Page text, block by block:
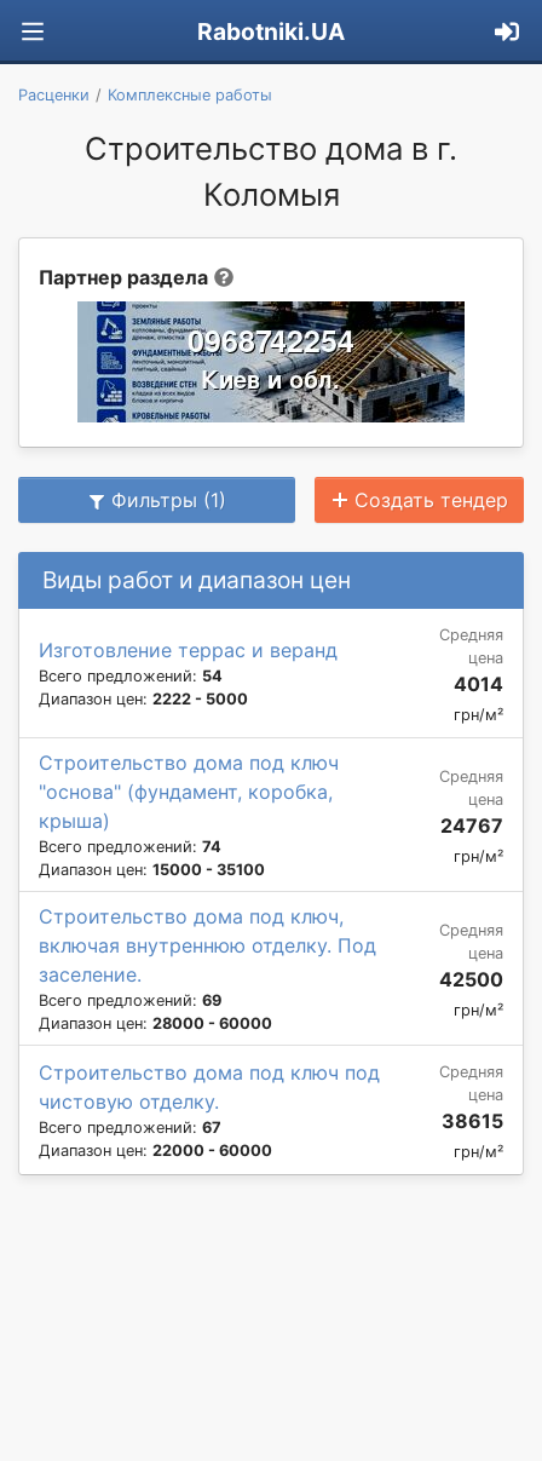
Rabotniki.UA
Расценки Комплексные работы
Строительство дома в г.
Коломыя
Партнер раздела
Фильтры (1) Создать тендер
Виды работ и диапазон цен
Изготовление террас и веранд
Всего предложений: 54
Диапазон цен: 2222 - 5000
Средняя
цена
4014
грн/м²
Строительство дома под ключ
"основа" (фундамент, коробка,
крыша)
Всего предложений: 74
Диапазон цен: 15000 - 35100
Средняя
цена
24767
грн/м²
Строительство дома под ключ,
включая внутреннюю отделку. Под
заселение.
Всего предложений: 69
Диапазон цен: 28000 - 60000
Средняя
цена
42500
грн/м²
Строительство дома под ключ под
чистовую отделку.
Всего предложений: 67
Диапазон цен: 22000 - 60000
Средняя
цена
38615
грн/м²